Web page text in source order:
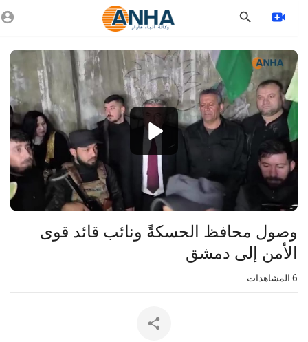
Video
Player
1080p
360p
240p
auto
وصول محافظ الحسكةً ونائب قائد قوى
الأمن إلى دمشق
المشاهدات